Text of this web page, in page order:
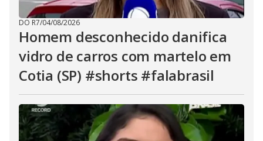
DO R7/04/08/2026
Homem desconhecido danifica
vidro de carros com martelo em
Cotia (SP) #shorts #falabrasil